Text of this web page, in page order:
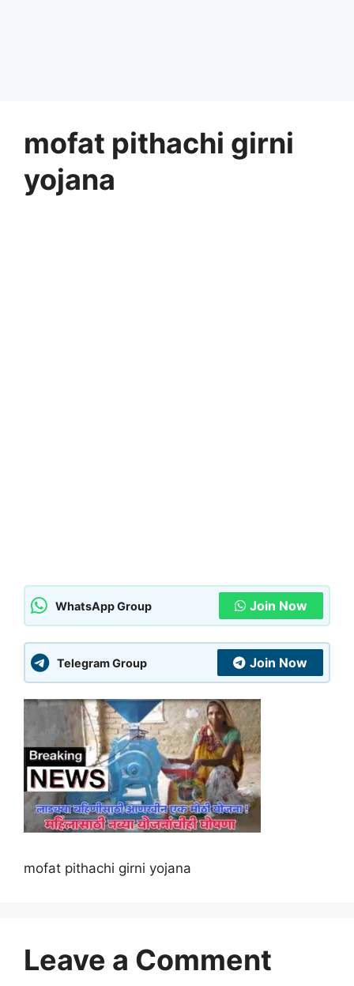
mofat pithachi girni
yojana
WhatsApp Group Join Now
Telegram Group Join Now
mofat pithachi girni yojana
Leave a Comment